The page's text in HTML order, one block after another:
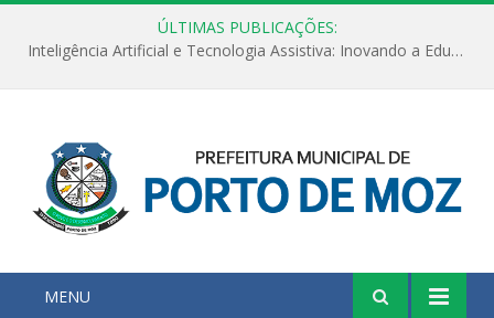
ÚLTIMAS PUBLICAÇÕES:
Inteligência Artificial e Tecnologia Assistiva: Inovando a Educação Especial e Inclusiva
MENU